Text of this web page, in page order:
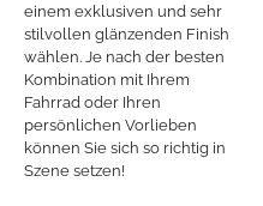
einem exklusiven und sehr
stilvollen glänzenden Finish
wählen. Je nach der besten
Kombination mit Ihrem
Fahrrad oder Ihren
persönlichen Vorlieben
können Sie sich so richtig in
Szene setzen!